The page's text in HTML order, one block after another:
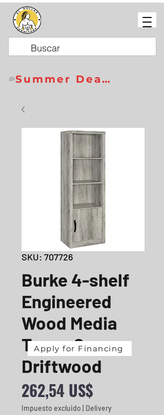
Summer Deals
SKU: 707726
Burke 4-shelf
Engineered
Wood Media
Tower Grey
Driftwood
262,54 US$
Impuesto excluido Delivery
Apply for Financing